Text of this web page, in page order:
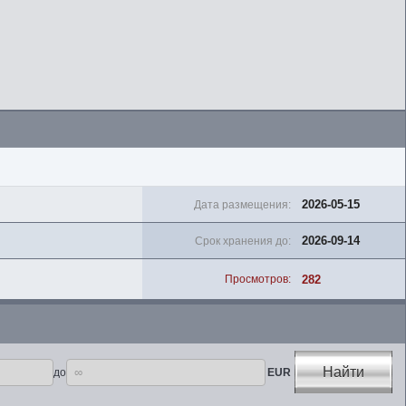
Дата размещения: 2026-05-15
Срок хранения до: 2026-09-14
Просмотров: 282
до EUR Найти